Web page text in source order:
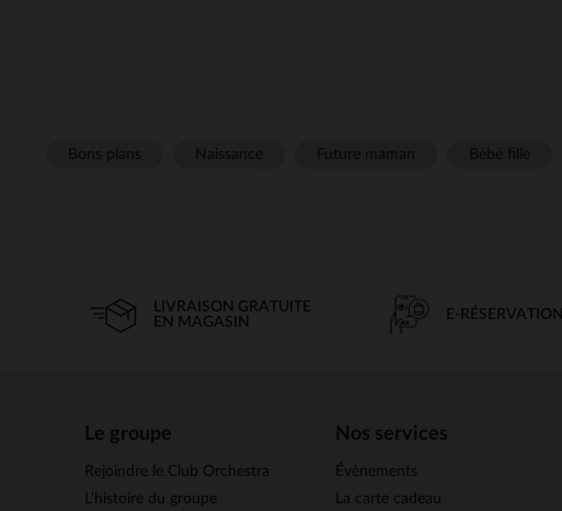
LIVRAISON GRATUITE
EN MAGASIN
E-RÉSERVATION
Le groupe
Rejoindre le Club Orchestra
L’histoire du groupe
Nos services
Évènements
La carte cadeau